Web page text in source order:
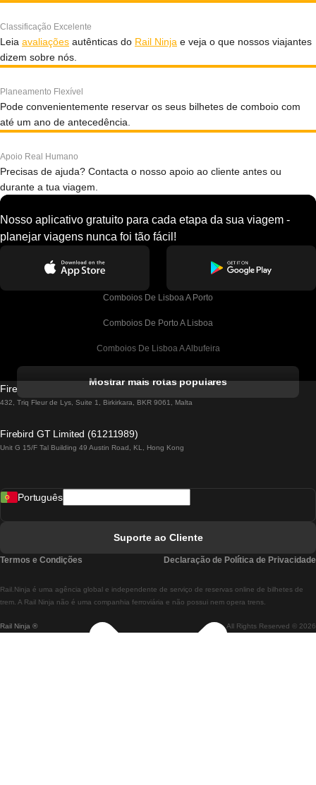
Classificação Excelente
Leia avaliações autênticas do Rail Ninja e veja o que nossos viajantes
dizem sobre nós.
Planeamento Flexível
Pode convenientemente reservar os seus bilhetes de comboio com
até um ano de antecedência.
Apoio Real Humano
Precisas de ajuda? Contacta o nosso apoio ao cliente antes ou
durante a tua viagem.
Nosso aplicativo gratuito para cada etapa da sua viagem -
planejar viagens nunca foi tão fácil!
Comboios De Lisboa A Porto
Comboios De Porto A Lisboa
Comboios De Lisboa A Albufeira
Comboios De Lisboa A Lagos
Comboios De Lisboa A Madrid
Comboios De Lisboa A Braga
Comboios De Braga A Lisboa
Mostrar mais rotas populares
Firebird GT Limited (OC 1451)
432, Triq Fleur de Lys, Suite 1, Birkirkara, BKR 9061, Malta
Firebird GT Limited (61211989)
Unit G 15/F Tal Building 49 Austin Road, KL, Hong Kong
Rail Ninja ® All Rights Reserved © 2026
Rail.Ninja é uma agência global e independente de serviço de reservas online de bilhetes de
trem. A Rail Ninja não é uma companhia ferroviária e não possui nem opera trens.
Português
Suporte ao Cliente
Termos e Condições Declaração de Política de Privacidade